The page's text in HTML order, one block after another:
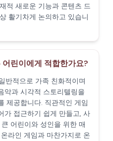
적 새로운 기능과 콘텐츠 드
활기차게 논의하고 있습니
린이에게 적합한가요?
반적으로 가족 친화적이며
악과 시각적 스토리텔링을
제공합니다. 직관적인 게임
가 접근하기 쉽게 만들고, 사
어린이와 성인을 위한 매
라인 게임과 마찬가지로 온